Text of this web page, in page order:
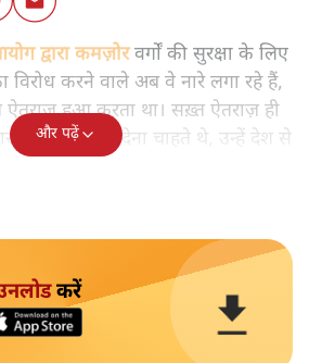
द्वारा कमज़ोरवर्गों की सुरक्षा के लिए
विरोध करने वाले अब वे नारे लगा रहे हैं,
हुआ करता था। सख़्त ऐतराज़ ही
देकर जेल भेज देना चाहते थे, उन्हें देश से
थे।
और पढ़ें
करें